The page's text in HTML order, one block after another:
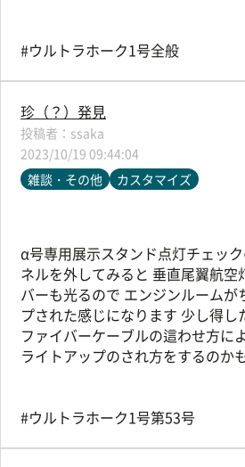
#ウルトラホーク1号全般
珍（？）発見
ssaka
2023/10/19 09:44:04
雑談・その他 カスタマイズ
α号専用展示スタンド点灯チェッ
ネルを外してみると 垂直尾翼航空
バーも光るので エンジンルームが
プされた感じになります 少し得し
ファイバーケーブルの這わせ方に
ライトアップのされ方をするのか
#ウルトラホーク1号第53号